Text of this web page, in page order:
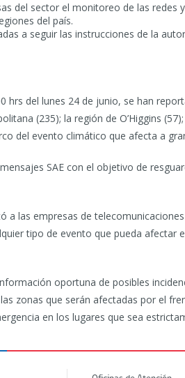
del sector el monitoreo de las redes
del país.
a seguir las instrucciones de la
hrs del lunes 24 de junio, se han
(235); la región de O’Higgins
del evento climático que afecta a
SAE con el objetivo de
las empresas de
tipo de evento que pueda afectar
oportuna de posibles
zonas que serán afectadas por el
en los lugares que sea